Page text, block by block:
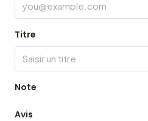
Titre
Note
Avis